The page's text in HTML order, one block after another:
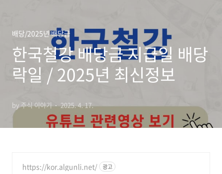
배당/2025년 배당금
한국철강 배당금 지급일 배당
락일 / 2025년 최신정보
by 주식 이야기 2025. 4. 17.
https://kor.algunli.net/ 광고